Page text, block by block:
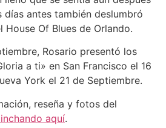
antes también deslumbró
Of Blues de Orlando.
Rosario presentó los
a ti» en San Francisco el 16
York el 21 de Septiembre.
reseña y fotos del
aquí.